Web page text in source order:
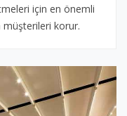
için en önemli
müşterileri korur.